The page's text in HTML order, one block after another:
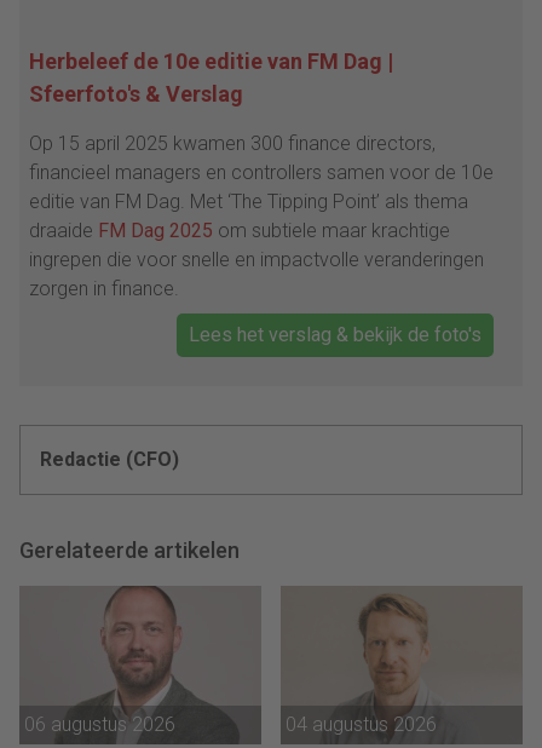
Herbeleef de 10e editie van FM Dag |
Sfeerfoto's & Verslag
Op 15 april 2025 kwamen 300 finance directors,
financieel managers en controllers samen voor de 10e
editie van FM Dag. Met ‘The Tipping Point’ als thema
draaide FM Dag 2025 om subtiele maar krachtige
ingrepen die voor snelle en impactvolle veranderingen
zorgen in finance.
Lees het verslag & bekijk de foto's
Redactie (CFO)
Gerelateerde artikelen
06 augustus 2026 04 augustus 2026